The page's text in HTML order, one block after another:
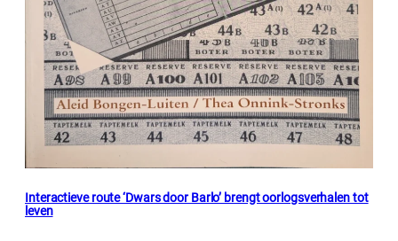
Interactieve route ‘Dwars door Barlo’ brengt oorlogsverhalen tot
leven